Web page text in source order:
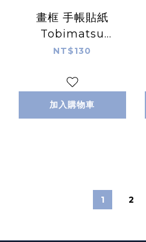
畫框 手帳貼紙
Tobimatsu
Shoichiro ｜日本
CORPORATION
NT$130
加入購物車
1 2